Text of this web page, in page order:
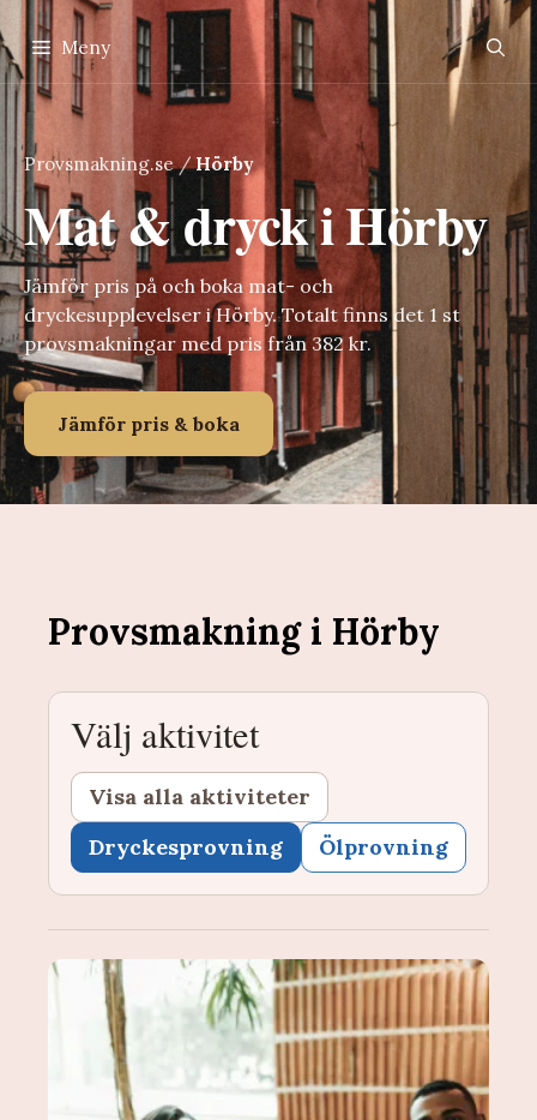
Hoppa
till
innehåll
Meny
Provsmakning.se/Hörby
Mat & dryck i Hörby
Jämför pris på och boka mat- och
dryckesupplevelser i Hörby. Totalt finns det 1 st
provsmakningar med pris från 382 kr.
Jämför pris & boka
Provsmakning i Hörby
Välj aktivitet
Visa alla aktiviteter
Dryckesprovning
Ölprovning